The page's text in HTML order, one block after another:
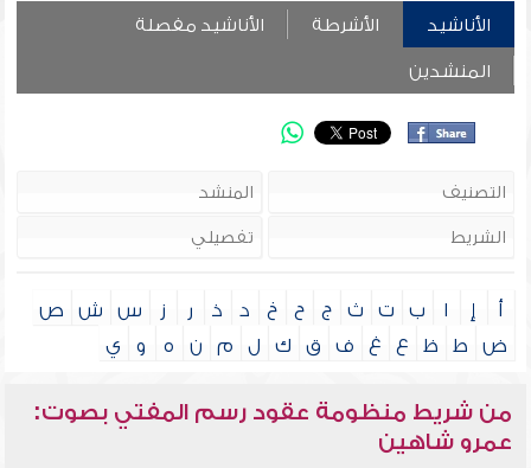
الأناشيد الأشرطة الأناشيد مفصلة
المنشدين
أ إ ا ب ت ث ج ح خ د ذ ر ز س ش
ص
ض
ط ظ ع غ ف ق ك ل م ن ه و ي
من شريط منظومة عقود رسم المفتي بصوت:
عمرو شاهين